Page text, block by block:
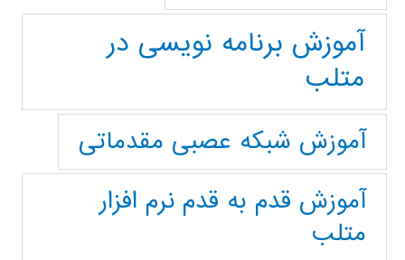
آموزش برنامه نویسی در
متلب
آموزش شبکه عصبی مقدماتی
آموزش قدم به قدم نرم افزار
متلب